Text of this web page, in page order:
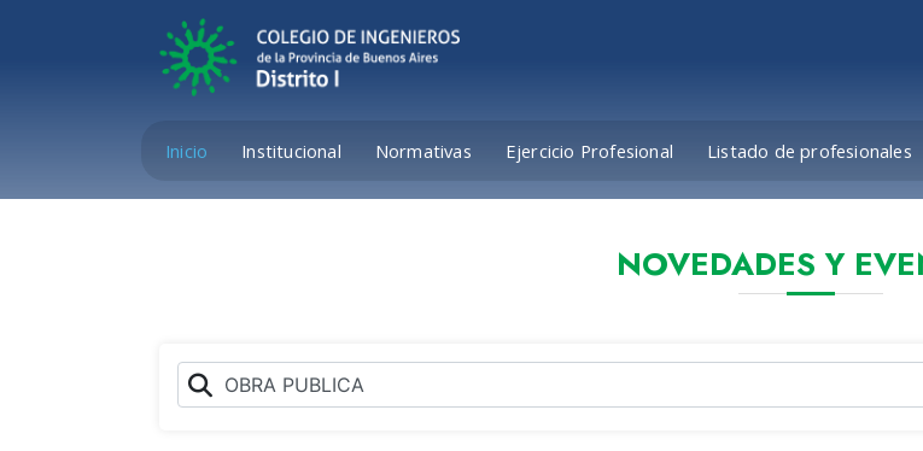
Inicio Institucional Normativas Ejercicio Profesional Listado de profesionales
NOVEDADES Y